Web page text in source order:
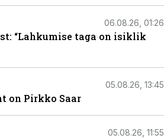
06.08.26, 01:26
“Lahkumise taga on isiklik
05.08.26, 13:45
on Pirkko Saar
05.08.26, 11:55